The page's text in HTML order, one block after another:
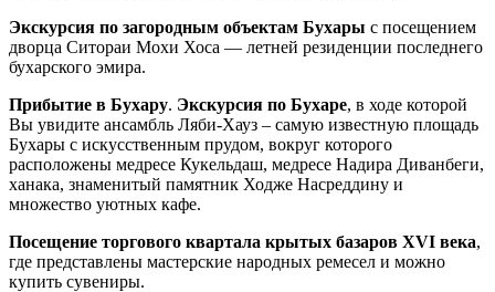
Экскурсия по загородным объектам Бухары с посещением
дворца Ситораи Мохи Хоса — летней резиденции последнего
бухарского эмира.
Прибытие в Бухару. Экскурсия по Бухаре, в ходе которой
Вы увидите ансамбль Ляби-Хауз – самую известную площадь
Бухары с искусственным прудом, вокруг которого
расположены медресе Кукельдаш, медресе Надира Диванбеги,
ханака, знаменитый памятник Ходже Насреддину и
множество уютных кафе.
Посещение торгового квартала крытых базаров XVI века,
где представлены мастерские народных ремесел и можно
купить сувениры.